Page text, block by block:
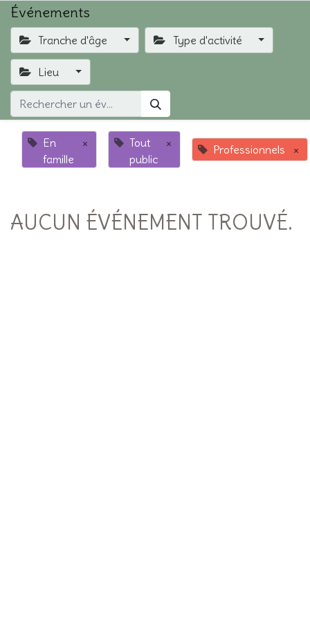
Événements
Tranche d'âge Type d'activité
Lieu
En
famille
×
Tout
public
× Professionnels ×
AUCUN ÉVÉNEMENT TROUVÉ.